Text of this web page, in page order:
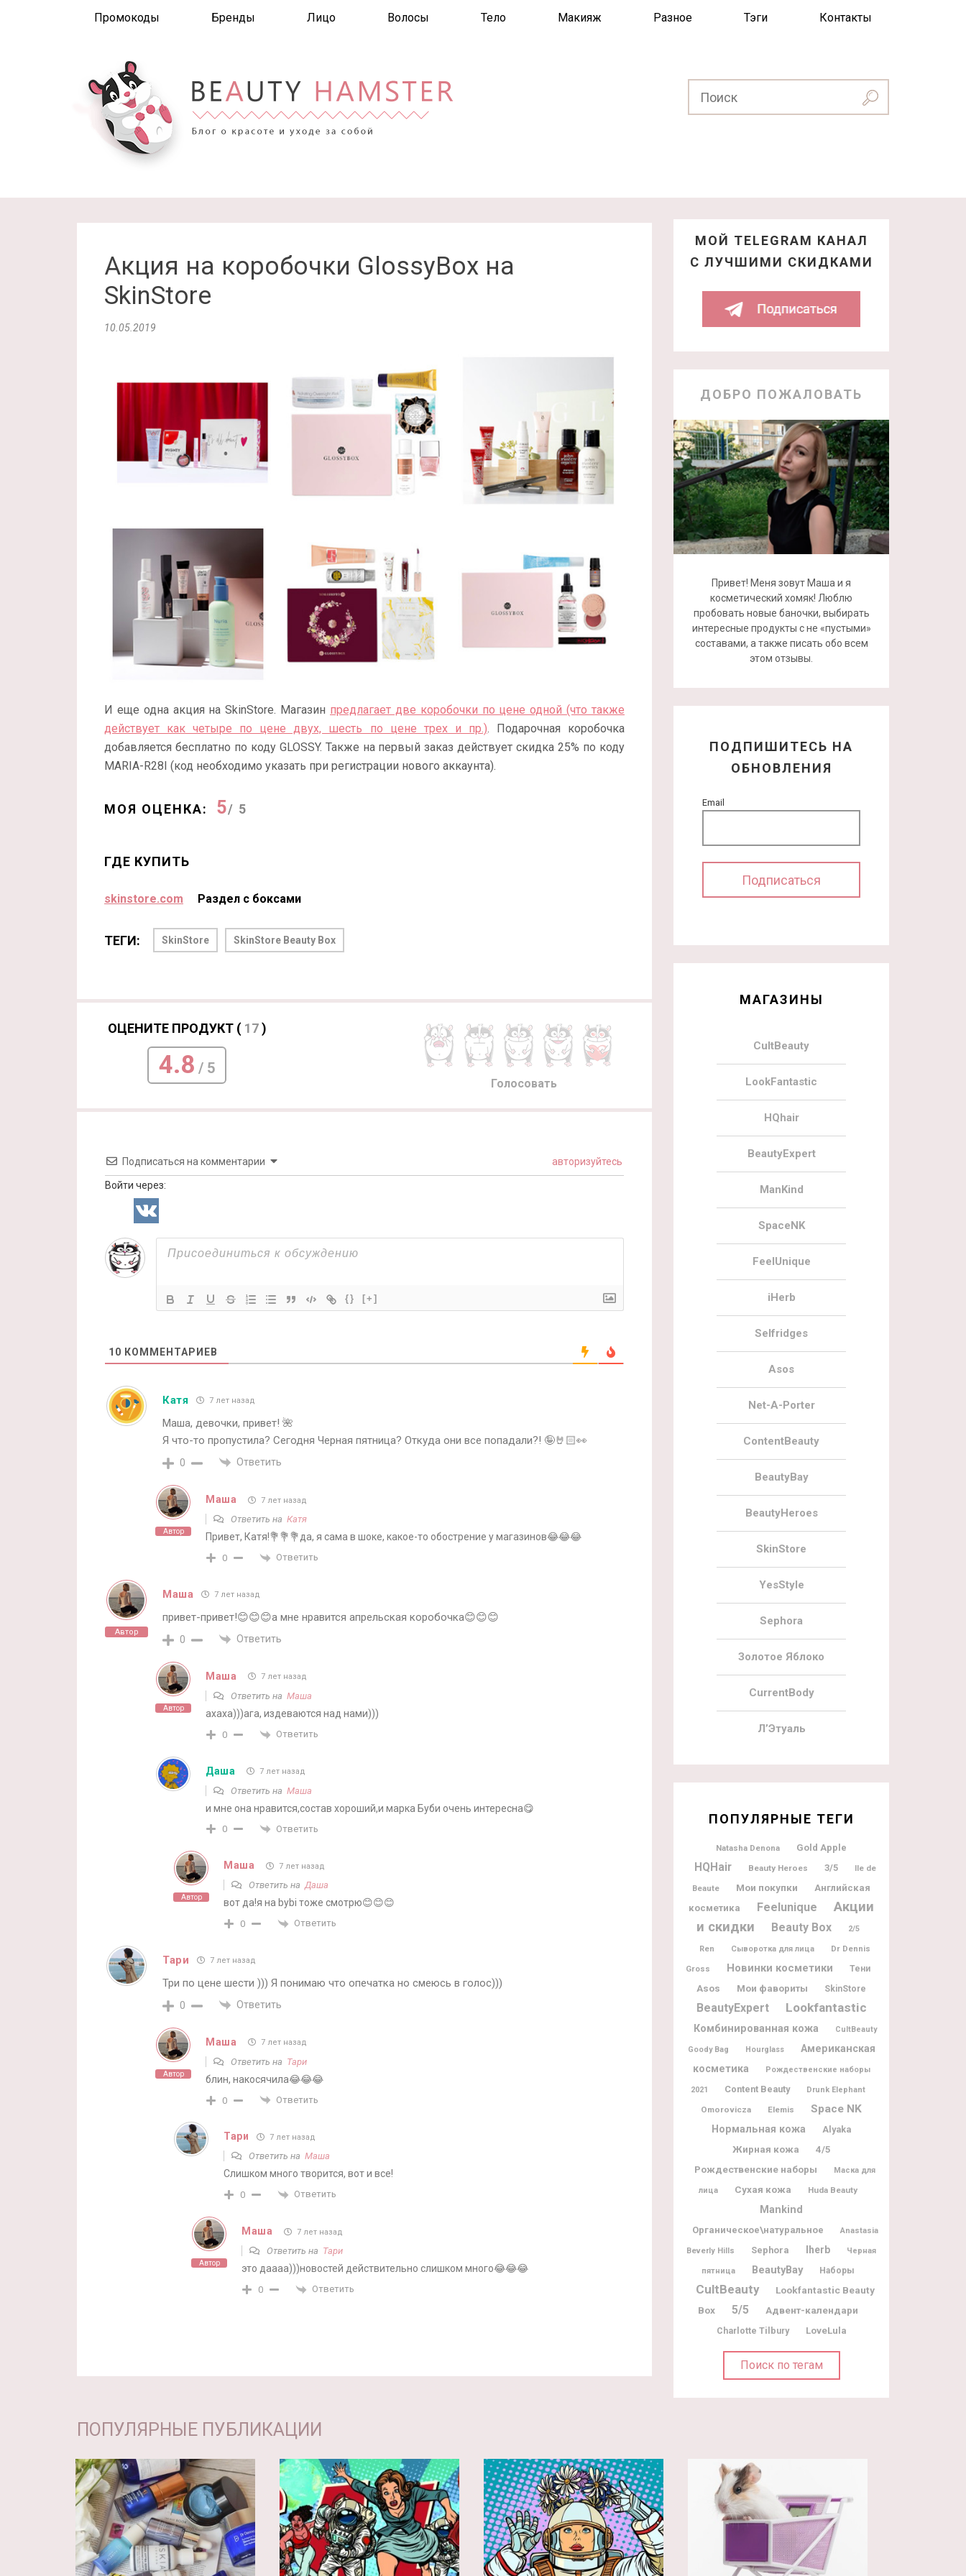
Промокоды Бренды Лицо Волосы Тело Макияж Разное Тэги Контакты
Акция на коробочки GlossyBox на
SkinStore
10.05.2019
И еще одна акция на SkinStore. Магазин предлагает две коробочки по цене одной (что также
действует как четыре по цене двух, шесть по цене трех и пр.). Подарочная коробочка
добавляется бесплатно по коду GLOSSY. Также на первый заказ действует скидка 25% по коду
MARIA-R28I (код необходимо указать при регистрации нового аккаунта).
МОЯ ОЦЕНКА: 5/ 5
ГДЕ КУПИТЬ
skinstore.com Раздел с боксами
ТЕГИ: SkinStore SkinStore Beauty Box
ОЦЕНИТЕ ПРОДУКТ ( 17)
4.8 / 5
Голосовать
Подписаться на комментарии авторизуйтесь
Войти через:
{} [+]
10 КОММЕНТАРИЕВ
Катя 7 лет назад
Маша, девочки, привет! 🌺
Я что-то пропустила? Сегодня Черная пятница? Откуда они все попадали?! 🤪🤘🏻👀
0 Ответить
Автор
Маша 7 лет назад
Ответить на Катя
Привет, Катя!💐💐💐да, я сама в шоке, какое-то обострение у магазинов😂😂😂
0 Ответить
Автор
Маша 7 лет назад
привет-привет!😊😊😊а мне нравится апрельская коробочка😊😊😊
0 Ответить
Автор
Маша 7 лет назад
Ответить на Маша
ахаха)))ага, издеваются над нами)))
0 Ответить
Даша 7 лет назад
Ответить на Маша
и мне она нравится,состав хороший,и марка Буби очень интересна😋
0 Ответить
Автор
Маша 7 лет назад
Ответить наДаша
вот да!я на bybi тоже смотрю😊😊😊
0 Ответить
Тари 7 лет назад
Три по цене шести ))) Я понимаю что опечатка но смеюсь в голос)))
0 Ответить
Автор
Маша 7 лет назад
Ответить на Тари
блин, накосячила😂😂😂
0 Ответить
Тари 7 лет назад
Ответить на Маша
Слишком много творится, вот и все!
0 Ответить
Автор
Маша 7 лет назад
Ответить на Тари
это даааа)))новостей действительно слишком много😂😂😂
0 Ответить
МОЙ TELEGRAM КАНАЛ
С ЛУЧШИМИ СКИДКАМИ
ДОБРО ПОЖАЛОВАТЬ
Привет! Меня зовут Маша и я
косметический хомяк! Люблю
пробовать новые баночки, выбирать
интересные продукты с не «пустыми»
составами, а также писать обо всем
этом отзывы.
ПОДПИШИТЕСЬ НА
ОБНОВЛЕНИЯ
Email
МАГАЗИНЫ
CultBeauty
LookFantastic
HQhair
BeautyExpert
ManKind
SpaceNK
FeelUnique
iHerb
Selfridges
Asos
Net-A-Porter
ContentBeauty
BeautyBay
BeautyHeroes
SkinStore
YesStyle
Sephora
Золотое Яблоко
CurrentBody
Л’Этуаль
ПОПУЛЯРНЫЕ ТЕГИ
Natasha Denona Gold Apple
HQHair Beauty Heroes 3/5
Ile de
Beaute
Мои покупки
Английская
косметика
Feelunique
Акции
и скидки
Beauty Box 2/5
Ren Сыворотка для лица
Dr Dennis
Gross
Новинки косметики Тени
Asos Мои фавориты SkinStore
BeautyExpert Lookfantastic
Комбинированная кожа CultBeauty
Goody Bag Hourglass
Американская
косметика
Рождественские наборы
2021 Content Beauty Drunk Elephant
Omorovicza Elemis Space NK
Нормальная кожа Alyaka
Жирная кожа 4/5
Рождественские наборы Маска для
лица Сухая кожа Huda Beauty
Mankind
Органическое\натуральное Anastasia
Beverly Hills Sephora Iherb Черная
пятница BeautyBay Наборы
CultBeauty
Lookfantastic Beauty
Box
5/5 Адвент-календари
Charlotte Tilbury LoveLula
Поиск по тегам
ПОПУЛЯРНЫЕ ПУБЛИКАЦИИ